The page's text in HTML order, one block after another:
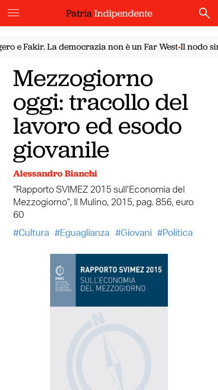
PatriaIndipendente
e Fakir. La democrazia non è un Far West•Il nodo
Mezzogiorno
oggi: tracollo del
lavoro ed esodo
giovanile
Alessandro Bianchi
“Rapporto SVIMEZ 2015 sull’Economia del
Mezzogiorno”, Il Mulino, 2015, pag. 856, euro
60
Cultura
Eguaglianza Giovani Politica